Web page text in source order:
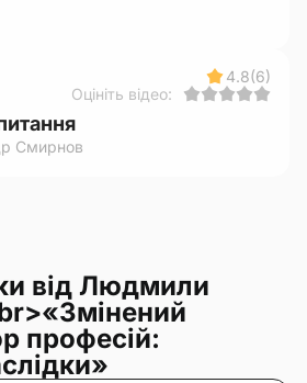
4.8(6)
Оцініть відео:
Смирнов
від Людмили
професій: